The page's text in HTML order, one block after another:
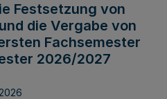
Festsetzung von
die Vergabe von
Fachsemester
2026/2027